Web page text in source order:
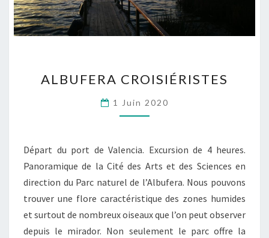
CROISIÉRISTES
ALBUFERA CROISIÉRISTES
1 Juin 2020
Départ du port de Valencia. Excursion de 4 heures.
Panoramique de la Cité des Arts et des Sciences en
direction du Parc naturel de l’Albufera. Nous pouvons
trouver une flore caractéristique des zones humides
et surtout de nombreux oiseaux que l’on peut observer
depuis le mirador. Non seulement le parc offre la